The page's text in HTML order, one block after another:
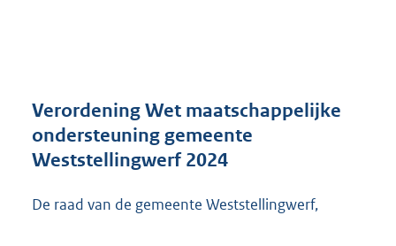
r
o
e
Verordening Wet maatschappelijke
ondersteuning gemeente
Weststellingwerf 2024
De raad van de gemeente Weststellingwerf,